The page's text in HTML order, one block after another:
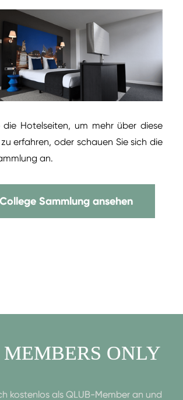
die Hotelseiten, um mehr über diese
erfahren, oder schauen Sie sich die
an.
Sammlung ansehen
ONLY
kostenlos als QLUB-Member an und